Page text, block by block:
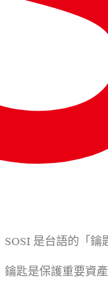
SOSI 是台語的「鑰
鑰匙是保護重要資